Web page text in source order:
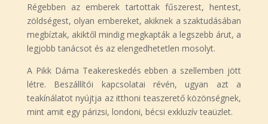
Régebben az emberek tartottak fűszerest, hentest,
zöldségest, olyan embereket, akiknek a szaktudásában
megbíztak, akiktől mindig megkapták a legszebb árut, a
legjobb tanácsot és az elengedhetetlen mosolyt.
A Pikk Dáma Teakereskedés ebben a szellemben jött
létre. Beszállítói kapcsolatai révén, ugyan azt a
teakínálatot nyújtja az itthoni teaszerető közönségnek,
mint amit egy párizsi, londoni, bécsi exkluzív teaüzlet.